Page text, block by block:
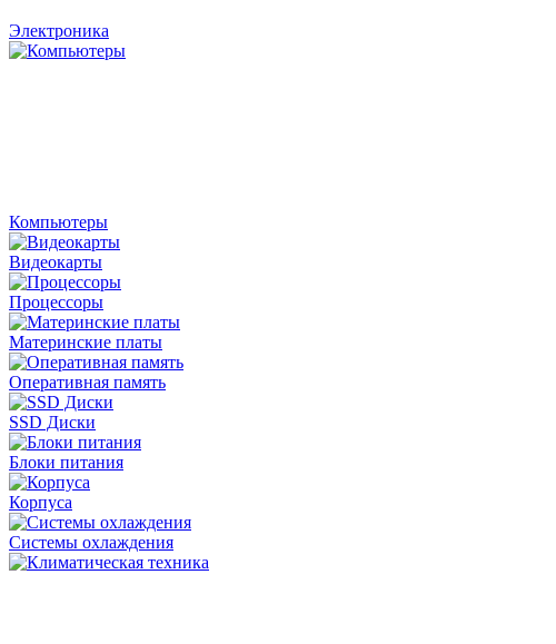
Электроника
Компьютеры
Видеокарты
Процессоры
Материнские платы
Оперативная память
SSD Диски
Блоки питания
Корпуса
Системы охлаждения